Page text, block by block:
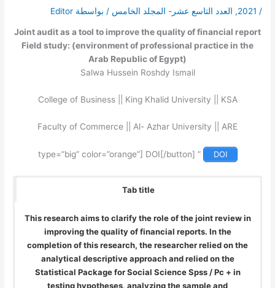
/
2021
, العدد التاسع عشر- المجلد الخامس / بواسطة Editor
Joint audit as a tool to improve the quality of financial report
Field study: (environment of professional practice in the
Arab Republic of Egypt)
Salwa Hussein Roshdy Ismail
College of Business || King Khalid University || KSA
Faculty of Commerce || Al- Azhar University || ARE
DOI
” type=”big” color=”orange”] DOI[/button]
Tab title
This research aims to clarify the role of the joint review in
improving the quality of financial reports. In the
completion of this research, the researcher relied on the
analytical descriptive approach and relied on the
Statistical Package for Social Science Spss / Pc + in
testing hypotheses, analyzing the sample and